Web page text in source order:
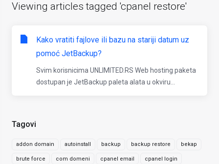
Tagovi
addon domain autoinstall backup backup restore bekap
brute force com domeni cpanel email cpanel login
Viewing articles tagged 'cpanel restore'
Kako vratiti fajlove ili bazu na stariji datum uz
pomoć JetBackup?
Svim korisnicima UNLIMITED.RS Web hosting paketa
dostupan je JetBackup paleta alata u okviru...